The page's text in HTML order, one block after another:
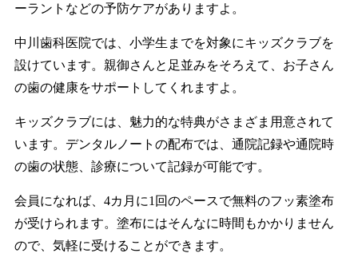
ーラントなどの予防ケアがありますよ。
中川歯科医院では、小学生までを対象にキッズクラブを
設けています。親御さんと足並みをそろえて、お子さん
の歯の健康をサポートしてくれますよ。
キッズクラブには、魅力的な特典がさまざま用意されて
います。デンタルノートの配布では、通院記録や通院時
の歯の状態、診療について記録が可能です。
会員になれば、4カ月に1回のペースで無料のフッ素塗布
が受けられます。塗布にはそんなに時間もかかりません
ので、気軽に受けることができます。